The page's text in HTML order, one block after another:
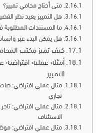
متى أحتاج محامي تمييز؟
هل التمييز يعيد نظر
ما المستندات المطلوبة
هل يمكن البدء عبر
كيف تميز مكتب
أمثلة عملية
التمييز
مثال عملي افتراضي:
تجاري
مثال عملي افتراضي:
الاستئناف
مثال عملي افتراضي: